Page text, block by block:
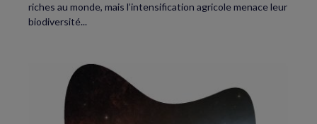
riches au monde, mais l’intensification agricole menace leur
biodiversité...